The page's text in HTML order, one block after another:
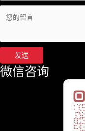
发送
微信咨询